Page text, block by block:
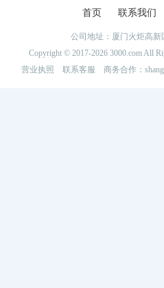
首页 联系我们
公司地址：厦门火炬高
Copyright © 2017-2026 3000.com All
营业执照
联系客服 商务合作：